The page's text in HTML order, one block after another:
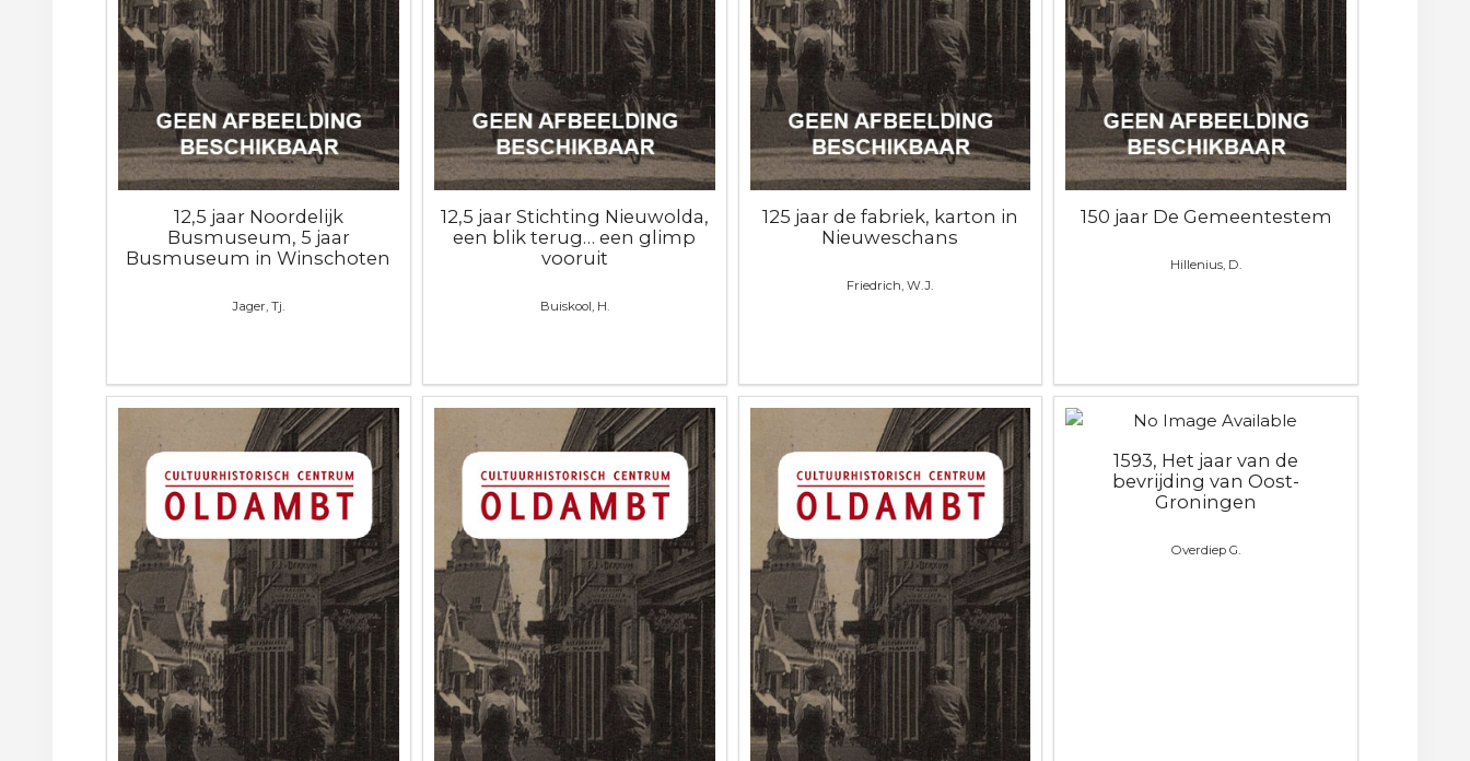
12,5 jaar Noordelijk
Busmuseum, 5 jaar
Busmuseum in Winschoten
Jager, Tj.
12,5 jaar Stichting Nieuwolda,
een blik terug… een glimp
vooruit
Buiskool, H.
125 jaar de fabriek, karton in
Nieuweschans
Friedrich, W.J.
150 jaar De Gemeentestem
Hillenius, D.
1593, Het jaar van de
bevrijding van Oost-
Groningen
Overdiep G.